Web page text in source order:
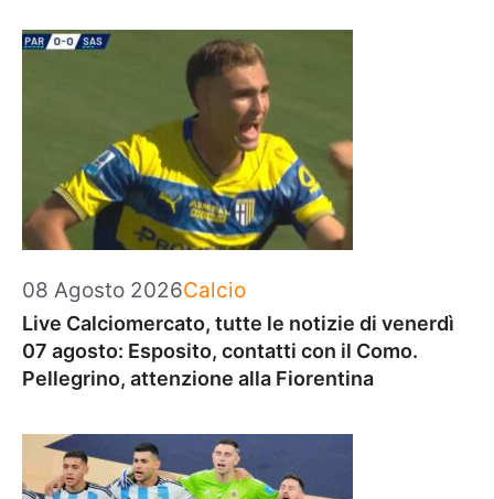
08 Agosto 2026Categorie
Calcio
Live Calciomercato, tutte le notizie di venerdì
07 agosto: Esposito, contatti con il Como.
Pellegrino, attenzione alla Fiorentina